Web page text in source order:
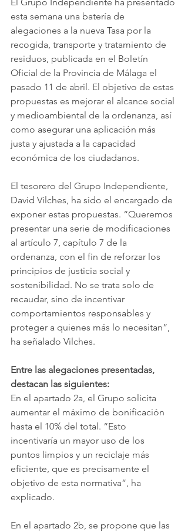
esta semana una batería de
alegaciones a la nueva Tasa por la
recogida, transporte y tratamiento de
residuos, publicada en el Boletín
Oficial de la Provincia de Málaga el
pasado 11 de abril. El objetivo de estas
propuestas es mejorar el alcance social
y medioambiental de la ordenanza, así
como asegurar una aplicación más
justa y ajustada a la capacidad
económica de los ciudadanos.
El tesorero del Grupo Independiente,
David Vilches, ha sido el encargado de
exponer estas propuestas. “Queremos
presentar una serie de modificaciones
al artículo 7, capítulo 7 de la
ordenanza, con el fin de reforzar los
principios de justicia social y
sostenibilidad. No se trata solo de
recaudar, sino de incentivar
comportamientos responsables y
proteger a quienes más lo necesitan”,
ha señalado Vilches.
Entre las alegaciones presentadas,
destacan las siguientes:
En el apartado 2a, el Grupo solicita
aumentar el máximo de bonificación
hasta el 10% del total. “Esto
incentivaría un mayor uso de los
puntos limpios y un reciclaje más
eficiente, que es precisamente el
objetivo de esta normativa”, ha
explicado.
En el apartado 2b, se propone que las